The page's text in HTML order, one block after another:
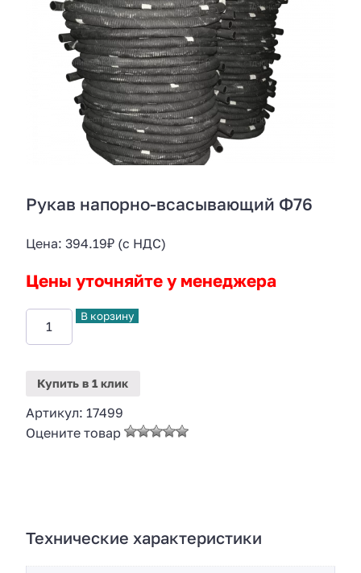
Рукав напорно-всасывающий Ф76
Цена: 394.19₽ (с НДС)
Цены уточняйте у менеджера
В корзину
Купить в 1 клик
Артикул: 17499
Оцените товар
Технические характеристики